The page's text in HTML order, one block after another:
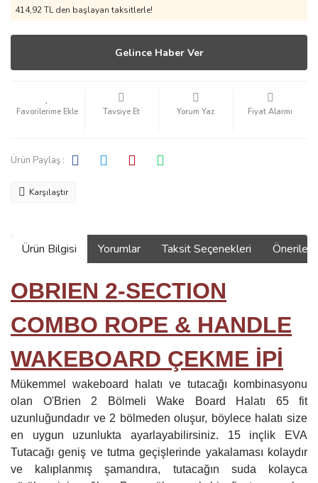
414,92 TL den başlayan taksitlerle!
Gelince Haber Ver
Tavsiye Et Yorum Yaz Fiyat Alarmı
Ürün Paylaş :
Karşılaştır
Ürün Bilgisi Yorumlar Taksit Seçenekleri
OBRIEN 2-SECTION
COMBO ROPE & HANDLE
WAKEBOARD ÇEKME İPİ
Mükemmel wakeboard halatı ve tutacağı kombinasyonu
olan O'Brien 2 Bölmeli Wake Board Halatı 65 fit
uzunluğundadır ve 2 bölmeden oluşur, böylece halatı size
en uygun uzunlukta ayarlayabilirsiniz. 15 inçlik EVA
Tutacağı geniş ve tutma geçişlerinde yakalaması kolaydır
ve kalıplanmış şamandıra, tutacağın suda kolayca